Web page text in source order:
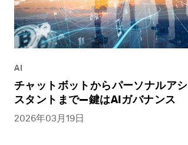
AI
チャットボットからパーソナルアシ
スタントまで―鍵はAIガバナンス
2026年03月19日